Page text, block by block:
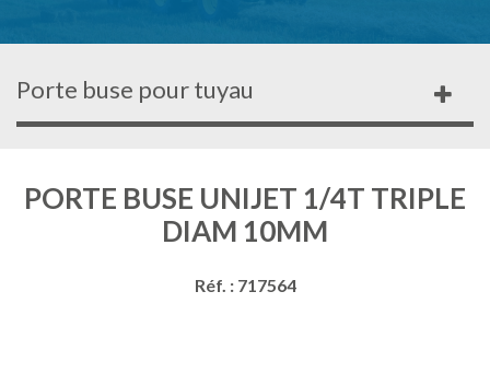
Porte buse pour tuyau
PORTE BUSE UNIJET 1/4T TRIPLE
DIAM 10MM
Réf. : 717564